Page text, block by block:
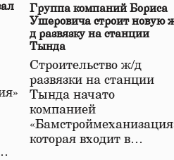
Группа компаний Бориса
Ушеровича строит новую
д развязку на станции
Тында
Строительство ж/д
развязки на станции
Тында начато
компанией
которая входит в…